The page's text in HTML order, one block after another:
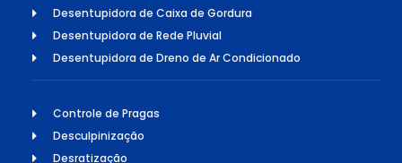
Desentupidora de Caixa de Gordura
Desentupidora de Rede Pluvial
Desentupidora de Dreno de Ar Condicionado
Controle de Pragas
Desculpinização
Desratização